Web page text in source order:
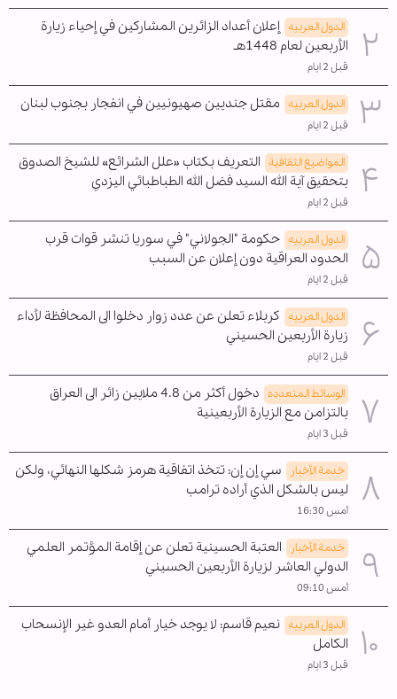
الدول العربیه إعلان أعداد الزائرين المشاركين في إحياء زيارة
الأربعين لعام 1448هـ
قبل 2 ايام
الدول العربیه مقتل جنديين صهيونيين في انفجار بجنوب لبنان
قبل 2 ايام
المواضیع الثقافية التعريف بكتاب «علل الشرائع» للشيخ الصدوق
بتحقيق آية الله السيد فضل الله الطباطبائي اليزدي
قبل 2 ايام
الدول العربیه حكومة "الجولاني" في سوريا تنشر قوات قرب
الحدود العراقية دون إعلان عن السبب
قبل 2 ايام
الدول العربیه كربلاء تعلن عن عدد زوار دخلوا الى المحافظة لأداء
زيارة الأربعين الحسيني
قبل 2 ايام
الوسائط المتعدده
دخول أكثر من 4.8 ملايين زائر الى العراق
بالتزامن مع الزيارة الأربعينية
قبل 3 ايام
خدمة الأخبار
سي إن إن: تتخذ اتفاقية هرمز شكلها النهائي، ولكن
ليس بالشكل الذي أراده ترامب
أمس 16:30
خدمة الأخبار
العتبة الحسينية تعلن عن إقامة المؤتمر العلمي
الدولي العاشر لزيارة الأربعين الحسيني
أمس 09:10
الدول العربیه نعيم قاسم: لا يوجد خيار أمام العدو غير الإنسحاب
الکامل
قبل 3 ايام